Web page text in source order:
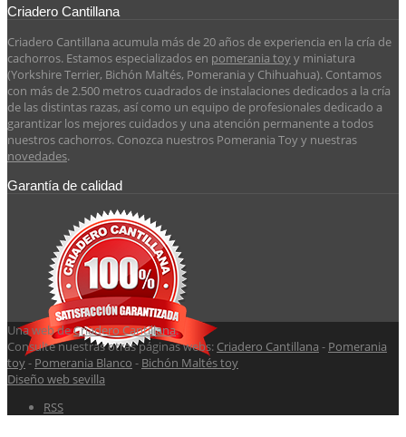
Criadero Cantillana
Criadero Cantillana acumula más de 20 años de experiencia en la cría de
cachorros. Estamos especializados en pomerania toyy miniatura
(Yorkshire Terrier, Bichón Maltés, Pomerania y Chihuahua). Contamos
con más de 2.500 metros cuadrados de instalaciones dedicados a la cría
de las distintas razas, así como un equipo de profesionales dedicado a
garantizar los mejores cuidados y una atención permanente a todos
nuestros cachorros. Conozca nuestros Pomerania Toy y nuestras
novedades.
Garantía de calidad
Una web deCriadero Cantillana.
Consulte nuestras otras páginas webs: Criadero Cantillana - Pomerania
toy- Pomerania Blanco - Bichón Maltés toy
Diseño web sevilla
RSS